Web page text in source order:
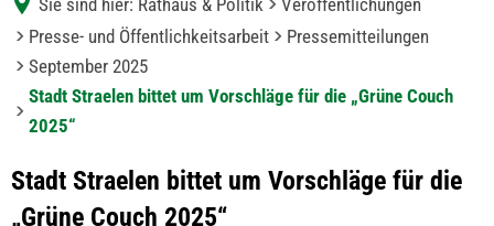
Presse- und Öffentlichkeitsarbeit
Pressemitteilungen
September 2025
Stadt Straelen bittet um Vorschläge für die „Grüne Couch
2025“
Stadt Straelen bittet um Vorschläge für die
„Grüne Couch 2025“